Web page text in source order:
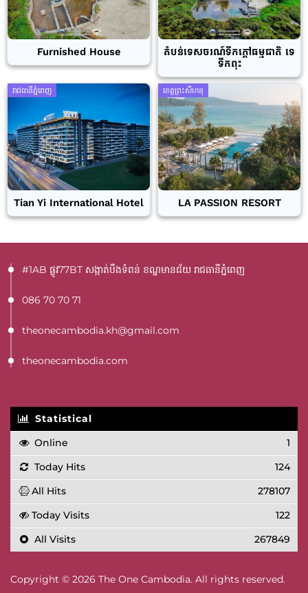
Furnished House
តំបន់ទេសចរណ៍ទឹកក្តៅធម្មជាតិ ទេ
ទឹកពុះ
រាជធានីភ្នំពេញ
Tian Yi International Hotel
ខេត្តព្រះសីហនុ
LA PASSION RESORT
#1AB ផ្លូវ77BT​ សង្កាត់បឹងទំពន់ ខណ្ឌមានជ័យ រាជធានីភ្នំពេញ
086 70 70 71
theonecambodia.kh@gmail.com
theonecambodia.com
Statistical
Online
1
Today Hits
124
All Hits
278107
Today Visits
122
All Visits
267849
Copyright © 2026 The One Cambodia. All rights reserved.